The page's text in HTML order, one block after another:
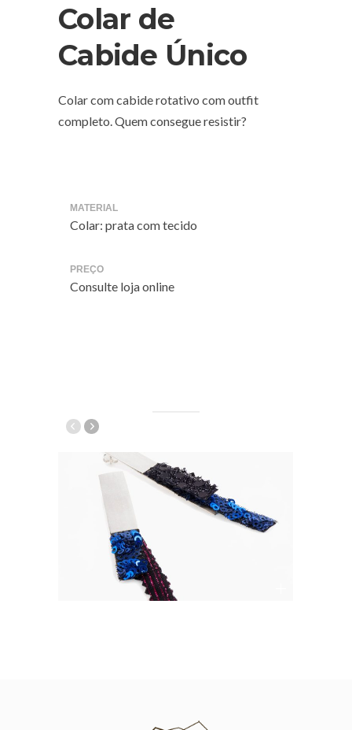
Colar de
Cabide Único
Colar com cabide rotativo com outfit
completo. Quem consegue resistir?
MATERIAL
Colar: prata com tecido
PREÇO
Consulte loja online